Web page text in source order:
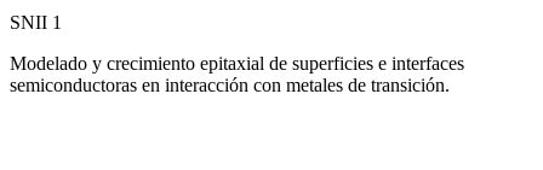
SNII 1
Modelado y crecimiento epitaxial de superficies e interfaces
semiconductoras en interacción con metales de transición.